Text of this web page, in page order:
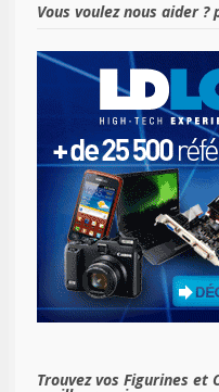
Vous voulez nous aider
Trouvez vos Figurines et